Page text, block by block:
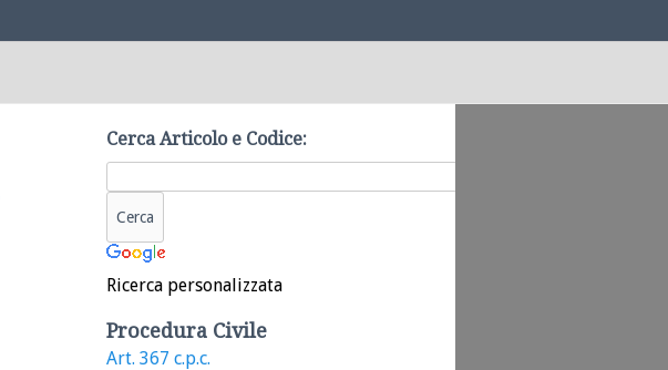
Cerca Articolo e Codice:
Ricerca personalizzata
Procedura Civile
Art. 367 c.p.c.